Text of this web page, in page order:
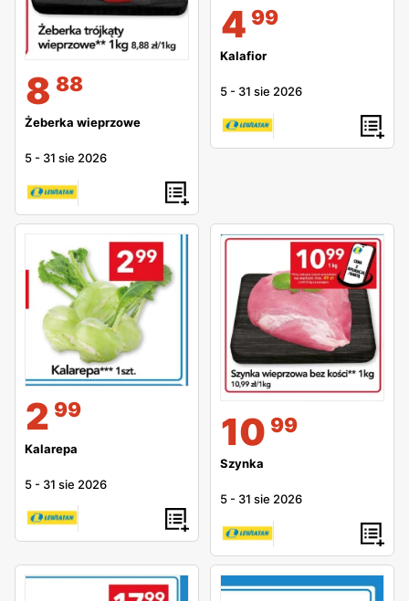
8 88
Żeberka wieprzowe
5 - 31 sie 2026
4 99
Kalafior
5 - 31 sie 2026
2 99
Kalarepa
5 - 31 sie 2026
10 99
Szynka
5 - 31 sie 2026